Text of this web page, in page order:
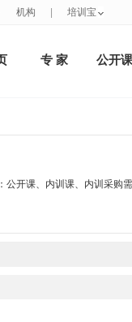
专 家 公开课
公开课、内训课、内训采购
机构 培训宝